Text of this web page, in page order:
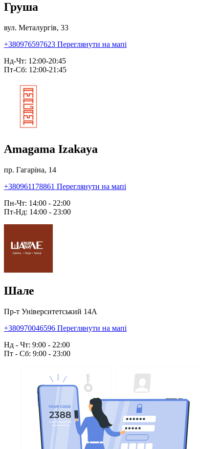
Груша
вул. Металургів, 33
+380976597623 Переглянути на мапі
Нд-Чт: 12:00-20:45
Пт-Сб: 12:00-21:45
Amagama Izakaya
пр. Гагаріна, 14
+380961178861 Переглянути на мапі
Пн-Чт: 14:00 - 22:00
Пт-Нд: 14:00 - 23:00
Шале
Пр-т Університетський 14А
+380970046596 Переглянути на мапі
Нд - Чт: 9:00 - 22:00
Пт - Сб: 9:00 - 23:00